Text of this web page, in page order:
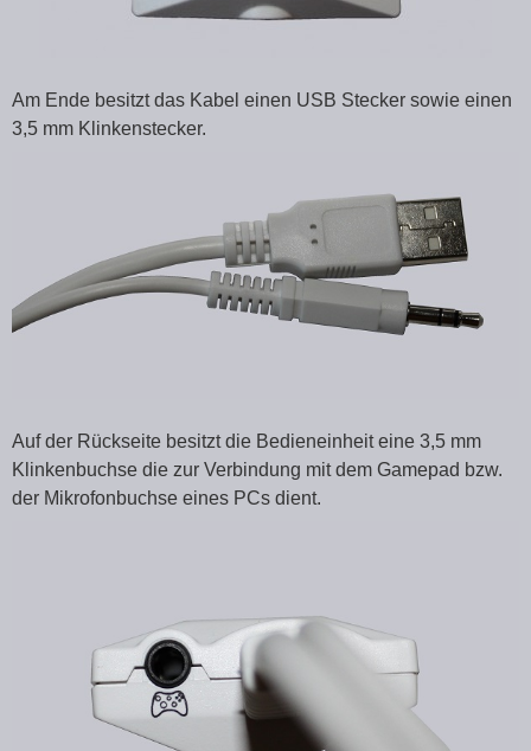
Am Ende besitzt das Kabel einen USB Stecker sowie einen
3,5 mm Klinkenstecker.
Auf der Rückseite besitzt die Bedieneinheit eine 3,5 mm
Klinkenbuchse die zur Verbindung mit dem Gamepad bzw.
der Mikrofonbuchse eines PCs dient.